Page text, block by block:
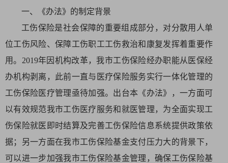
一、《办法》的制定背景
工伤保险是社会保障的重要组成部分，对分散用人单
位工伤风险、保障工伤职工工伤救治和康复发挥着重要作
用。2019年因机构改革，我市工伤保险经办职能从医保经
办机构剥离，此前一直与医疗保险服务实行一体化管理的
工伤保险医疗管理亟待加强。出台本《办法》，一方面可
以有效规范我市工伤医疗服务和就医管理，为全面实现工
伤保险就医即时结算及完善工伤保险信息系统提供政策依
据；另一方面在我市工伤保险基金支付压力大的背景下，
可以进一步加强我市工伤保险基金管理，确保工伤保险基